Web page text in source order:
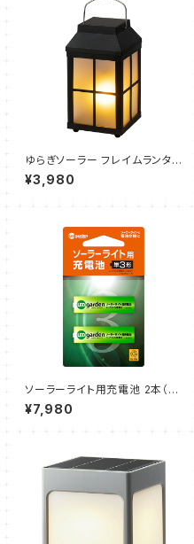
ゆらぎソーラー フレイムランタン
ウェスタ ブラック（1個）タカショ
ー
¥3,980
ソーラーライト用充電池 2本（単
3形）10個セット（タカショー）
¥7,980